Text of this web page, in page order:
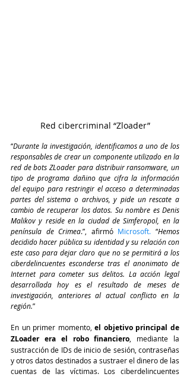
Red cibercriminal “Zloader”
“Durante la investigación, identificamos a uno de los
responsables de crear un componente utilizado en la
red de bots ZLoader para distribuir ransomware, un
tipo de programa dañino que cifra la información
del equipo para restringir el acceso a determinadas
partes del sistema o archivos, y pide un rescate a
cambio de recuperar los datos. Su nombre es Denis
Malikov y reside en la ciudad de Simferopol, en la
península de Crimea.”, afirmó Microsoft. “Hemos
decidido hacer pública su identidad y su relación con
este caso para dejar claro que no se permitirá a los
ciberdelincuentes esconderse tras el anonimato de
Internet para cometer sus delitos. La acción legal
desarrollada hoy es el resultado de meses de
investigación, anteriores al actual conflicto en la
región.”
En un primer momento, el objetivo principal de
ZLoader era el robo financiero, mediante la
sustracción de IDs de inicio de sesión, contraseñas
y otros datos destinados a sustraer el dinero de las
cuentas de las víctimas. Los ciberdelincuentes